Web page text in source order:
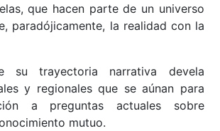
que hacen parte de un universo
paradójicamente, la realidad con la
su trayectoria narrativa devela
y regionales que se aúnan para
a preguntas actuales sobre
mutuo.